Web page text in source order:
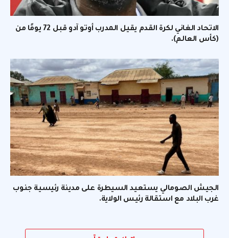
الاتحاد الغاني لكرة القدم يقيل المدرب أوتو آدو قبل 72 يومًا من
(كأس العالم).
الجيش الصومالي يستعيد السيطرة على مدينة رئيسية جنوب
غرب البلاد مع استقالة رئيس الولاية.